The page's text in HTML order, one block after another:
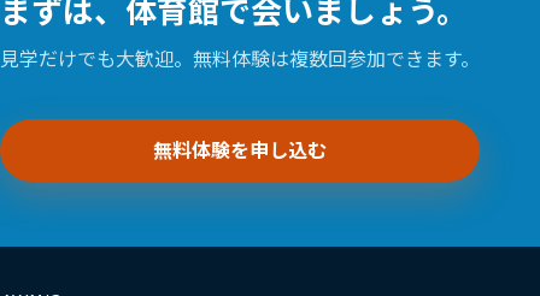
まずは、体育館で会いましょう。
見学だけでも大歓迎。無料体験は複数回参加できます。
無料体験を申し込む